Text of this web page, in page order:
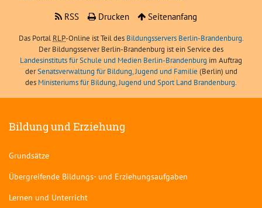
RSS
Drucken Seitenanfang
Das Portal RLP-Online ist Teil des Bildungsservers Berlin-Brandenburg.
Der Bildungsserver Berlin-Brandenburg ist ein Service des
Landesinstituts für Schule und Medien Berlin-Brandenburg im Auftrag
derSenatsverwaltung für Bildung, Jugend und Familie (Berlin) und
des Ministeriums für Bildung, Jugend und Sport Land Brandenburg.
Bildung und Erziehung
Grundsätze
Übergreifende Bildungs- und Erziehungsaufgaben
Lernen und Unterricht